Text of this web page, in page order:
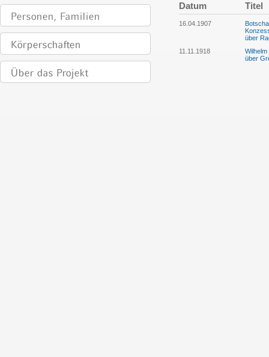
Datum Titel
16.04.1907
über
11.11.1918
über